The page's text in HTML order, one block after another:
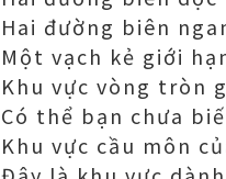
Hai đường biên
Một vạch kẻ giới
Khu vực vòng tròn
Có thể bạn chưa
Khu vực cầu môn